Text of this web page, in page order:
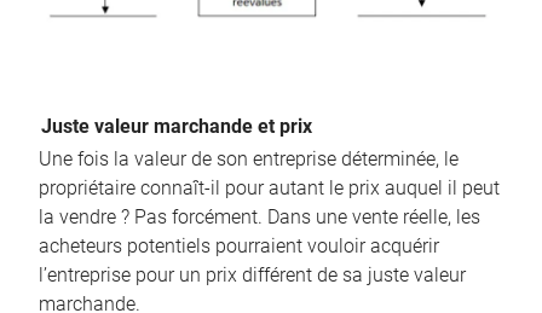
Juste valeur marchande et prix
Une fois la valeur de son entreprise déterminée, le
propriétaire connaît-il pour autant le prix auquel il peut
la vendre ? Pas forcément. Dans une vente réelle, les
acheteurs potentiels pourraient vouloir acquérir
l’entreprise pour un prix différent de sa juste valeur
marchande.